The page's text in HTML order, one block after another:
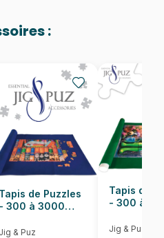
8412668148086
1000 pièces
68 x 48 cm
:
Tapis de Puzzles
- 300 à 3000
Jig & Puz
Tapis de
- 300 à
Jig & Puz